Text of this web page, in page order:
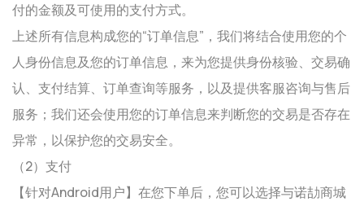
付的金额及可使用的支付方式。
上述所有信息构成您的“订单信息”，我们将结合使用您的个
人身份信息及您的订单信息，来为您提供身份核验、交易确
认、支付结算、订单查询等服务，以及提供客服咨询与售后
服务；我们还会使用您的订单信息来判断您的交易是否存在
异常，以保护您的交易安全。
（2）支付
【针对Android用户】在您下单后，您可以选择与诺劼商城